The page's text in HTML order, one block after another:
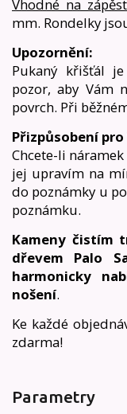
Vhodné na
mm. Rondelky
Upozornění:
Pukaný křišťál
pozor, aby Vám
povrch. Při
Přizpůsobení pro
Chcete-li
jej upravím na
do poznámky u
poznámku.
Kameny čistím
dřevem Palo
harmonicky
nošení.
Ke každé
zdarma!
Parametry